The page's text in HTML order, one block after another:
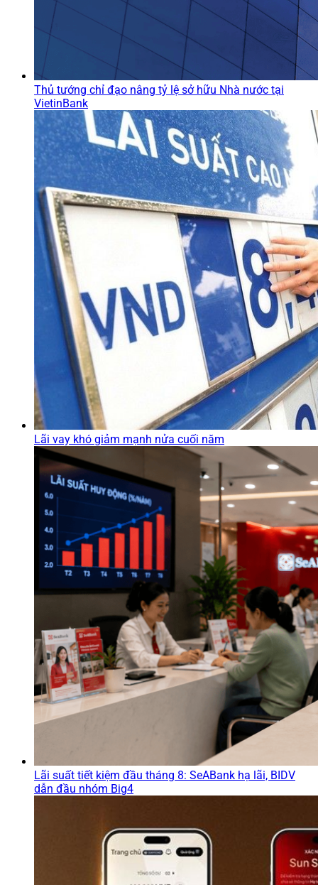
Thủ tướng chỉ đạo nâng tỷ lệ sở hữu Nhà nước tại
VietinBank
Lãi vay khó giảm mạnh nửa cuối năm
Lãi suất tiết kiệm đầu tháng 8: SeABank hạ lãi, BIDV
dẫn đầu nhóm Big4